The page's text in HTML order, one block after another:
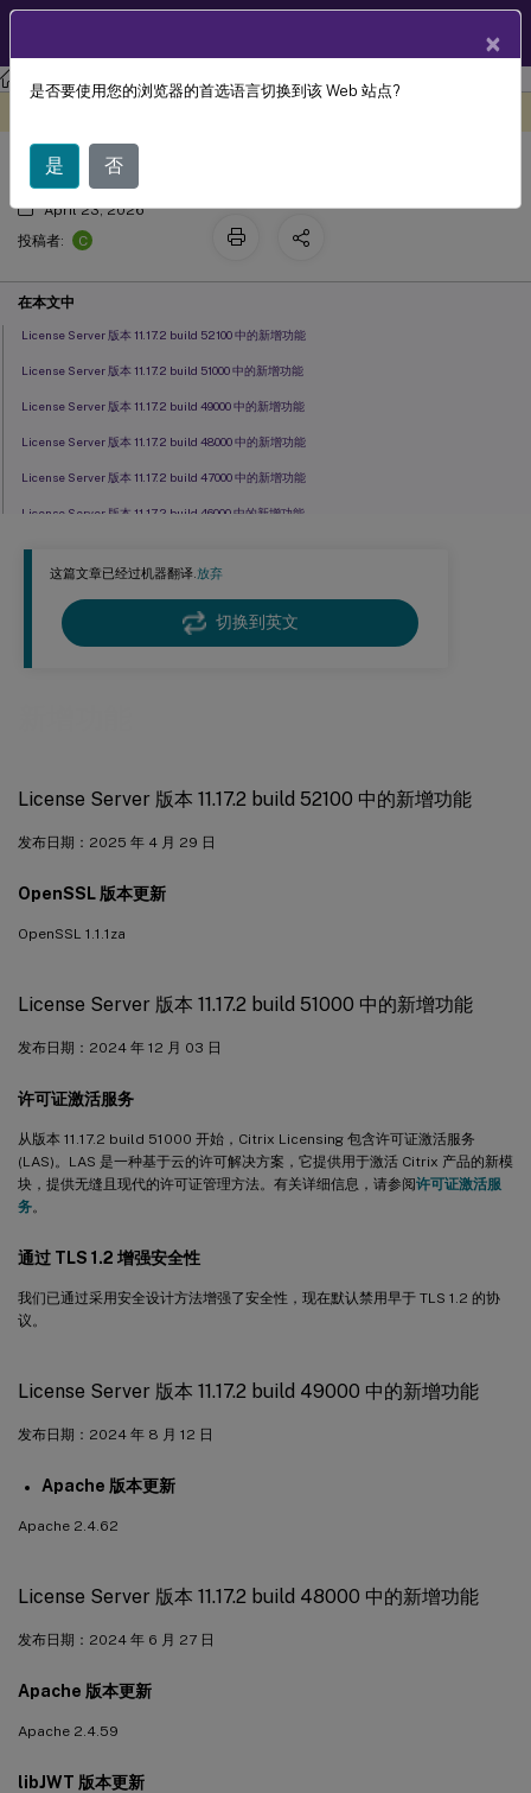
许可 许可 11.17.2 版本 52100
这篇文章已经过机器翻译.放弃
切换到英文
License Server 版本 11.17.2 build 52100 中的新增功能
发布日期：2025 年 4 月 29 日
OpenSSL 版本更新
OpenSSL 1.1.1za
License Server 版本 11.17.2 build 51000 中的新增功能
发布日期：2024 年 12 月 03 日
许可证激活服务
从版本 11.17.2 build 51000 开始，Citrix Licensing 包含许可证激活服务
(LAS)。LAS 是一种基于云的许可解决方案，它提供用于激活 Citrix 产品的新模
块，提供无缝且现代的许可证管理方法。有关详细信息，请参阅许可证激活服
务。
通过 TLS 1.2 增强安全性
我们已通过采用安全设计方法增强了安全性，现在默认禁用早于 TLS 1.2 的协
议。
License Server 版本 11.17.2 build 49000 中的新增功能
发布日期：2024 年 8 月 12 日
Apache 版本更新
Apache 2.4.62
License Server 版本 11.17.2 build 48000 中的新增功能
发布日期：2024 年 6 月 27 日
Apache 版本更新
Apache 2.4.59
libJWT 版本更新
新增功能
April 23, 2026
投稿者:
C
在本文中
License Server 版本 11.17.2 build 52100 中的新增功能
License Server 版本 11.17.2 build 51000 中的新增功能
License Server 版本 11.17.2 build 49000 中的新增功能
License Server 版本 11.17.2 build 48000 中的新增功能
License Server 版本 11.17.2 build 47000 中的新增功能
License Server 版本 11.17.2 build 46000 中的新增功能
License Server 版本 11.17.2 build 45000 中的新增功能
License Server 版本 11.17.2 build 44000 中的新增功能
License Server 版本 11.17.2 build 43000 中的新增功能
许可证服务器版本 11.17.2 build 37000 中的新增功能
许可证服务器版本 11.17.2 build 36000 中的新增功能
许可证服务器 11.16.6 build 34000 中的新增功能
×
是否要使用您的浏览器的首选语言切换到该 Web 站点?
是 否